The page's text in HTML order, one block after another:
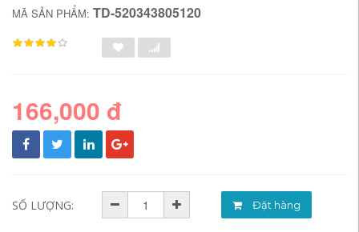
MÃ SẢN PHẨM: TD-520343805120
166,000 đ
SỐ LƯỢNG: Đặt hàng